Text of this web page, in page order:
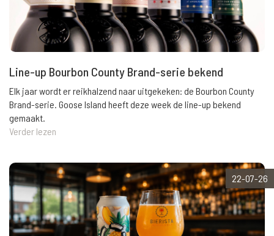
Line-up Bourbon County Brand-serie bekend
Elk jaar wordt er reikhalzend naar uitgekeken: de Bourbon County
Brand-serie. Goose Island heeft deze week de line-up bekend
gemaakt.
Verder lezen
22-07-26